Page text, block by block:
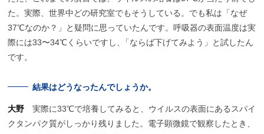
た。実際、世界中どの研究室でもそうしている。でも私は「なぜ
37℃なのか？」と疑問に思っていたんです。呼吸器の表面温度は実
際には33〜34℃くらいですし、
「ならば下げてみよう」と試したん
です。
結果はどうなったんでしょうか。
大野実際に33℃で培養してみると、ウイルスの表面にあるスパイ
クタンパク質がしっかり残りました。電子顕微鏡で観察したとき、